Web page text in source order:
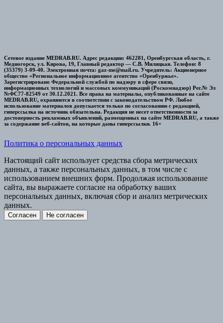
Сетевое издание MEDRAB.RU. Адрес редакции: 462281, Оренбургская область, г.
Медногорск, ул. Кирова, 19, Главный редактор — С.В. Милицкая. Телефон: 8
(35379) 3-09-40. Электронная почта: gaz-me@mail.ru. Учредитель: Акционерное
общество «Региональное информационное агентство «Оренбуржье».
Зарегистрировано Федеральной службой по надзору в сфере связи,
информационных технологий и массовых коммуникаций (Роскомнадзор) Рег.№ Эл
№ФС77-82549 от 30.12.2021. Все права на материалы, опубликованные на сайте
MEDRAB.RU, охраняются в соответствии с законодательством РФ. Любое
использование материалов допускается только по согласованию с редакцией,
гиперссылка на источник обязательна. Редакция не несет ответственности за
достоверность рекламных объявлений, размещенных на сайте MEDRAB.RU, а также
за содержание веб-сайтов, на которые даны гиперссылки. 16+
Политика о персональных данных
Настоящий сайт использует средства сбора метрических
данных, а также персональных данных, в том числе с
использованием внешних форм. Продолжая использование
сайта, вы выражаете согласие на обработку ваших
персональных данных, включая сбор и анализ метрических
данных.
Согласен Не согласен